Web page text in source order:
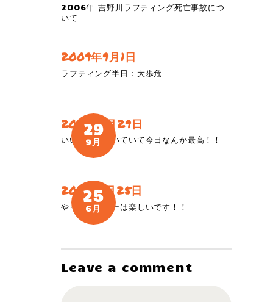
2006年 吉野川ラフティング死亡事故につ
いて
2009年9月1日
ラフティング半日：大歩危
29
9月
2019年9月29日
いい水量が続いていて今日なんか最高！！
25
6月
2018年6月25日
やっぱりツアーは楽しいです！！
Leave a comment